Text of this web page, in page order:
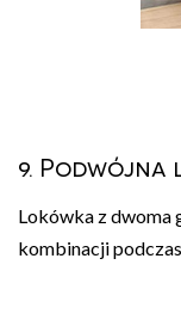
9. Podwójna
Lokówka z dwoma
kombinacji